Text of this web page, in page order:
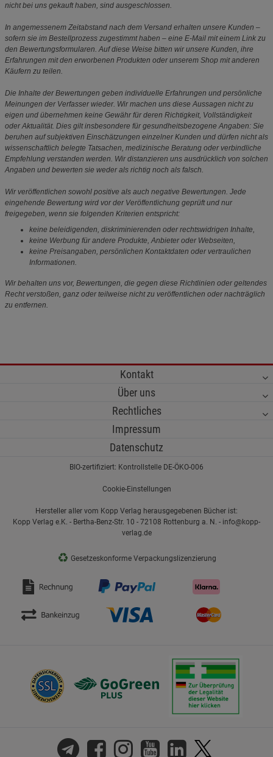
nicht bei uns gekauft haben, sind ausgeschlossen.
In angemessenem Zeitabstand nach dem Versand erhalten unsere Kunden –
sofern sie im Bestellprozess zugestimmt haben – eine E-Mail mit einem Link zu
den Bewertungsformularen. Auf diese Weise bitten wir unsere Kunden, ihre
Erfahrungen mit den erworbenen Produkten oder unserem Shop mit anderen
Käufern zu teilen.
Die Inhalte der Bewertungen geben individuelle Erfahrungen und persönliche
Meinungen der Verfasser wieder. Wir machen uns diese Aussagen nicht zu
eigen und übernehmen keine Gewähr für deren Richtigkeit, Vollständigkeit
oder Aktualität. Dies gilt insbesondere für gesundheitsbezogene Angaben: Sie
beruhen auf subjektiven Einschätzungen einzelner Kunden und dürfen nicht als
wissenschaftlich belegte Tatsachen, medizinische Beratung oder verbindliche
Empfehlung verstanden werden. Wir distanzieren uns ausdrücklich von solchen
Angaben und bewerten sie weder als richtig noch als falsch.
Wir veröffentlichen sowohl positive als auch negative Bewertungen. Jede
eingehende Bewertung wird vor der Veröffentlichung geprüft und nur
freigegeben, wenn sie folgenden Kriterien entspricht:
keine beleidigenden, diskriminierenden oder rechtswidrigen Inhalte,
keine Werbung für andere Produkte, Anbieter oder Webseiten,
keine Preisangaben, persönlichen Kontaktdaten oder vertraulichen
Informationen.
Wir behalten uns vor, Bewertungen, die gegen diese Richtlinien oder geltendes
Recht verstoßen, ganz oder teilweise nicht zu veröffentlichen oder nachträglich
zu entfernen.
Kontakt
Über uns
Rechtliches
Impressum
Datenschutz
BIO-zertifiziert: Kontrollstelle DE-ÖKO-006
Cookie-Einstellungen
Hersteller aller vom Kopp Verlag herausgegebenen Bücher ist:
Kopp Verlag e.K. - Bertha-Benz-Str. 10 - 72108 Rottenburg a. N. - info@kopp-
verlag.de
♻ Gesetzeskonforme Verpackungslizenzierung